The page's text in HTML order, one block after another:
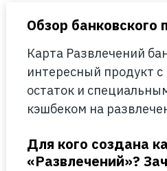
Обзор банковского
Карта Развлечений
интересный продукт
остаток и
кэшбеком на
Для кого создана
«Развлечений»?